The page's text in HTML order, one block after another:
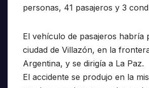
personas, 41 pasajeros y 3
El vehículo de pasajeros habría
ciudad de Villazón, en la
Argentina, y se dirigía a La Paz.
El accidente se produjo en la